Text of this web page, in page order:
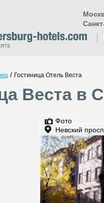
/ Гостиница Отель Веста
Веста в
Фото
Невский